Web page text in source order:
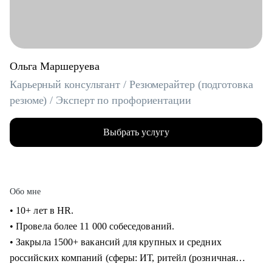
Ольга Маршеруева
Карьерный консультант / Резюмерайтер (подготовка
резюме) / Эксперт по профориентации
Выбрать услугу
Обо мне
• 10+ лет в HR.
• Провела более 11 000 собеседований.
• Закрыла 1500+ вакансий для крупных и средних
российских компаний (сферы: ИТ, ритейл (розничная